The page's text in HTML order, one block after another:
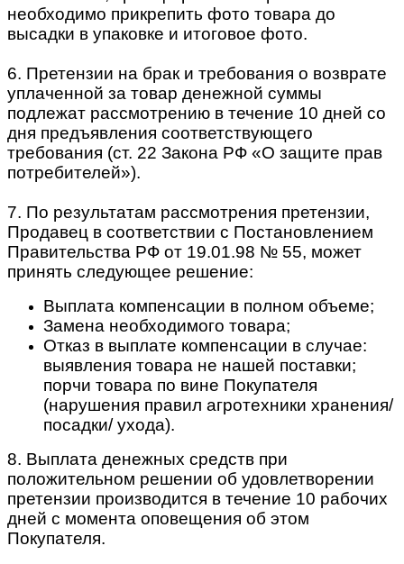
необходимо прикрепить фото товара до
высадки в упаковке и итоговое фото.
6. Претензии на брак и требования о возврате
уплаченной за товар денежной суммы
подлежат рассмотрению в течение 10 дней со
дня предъявления соответствующего
требования (ст. 22 Закона РФ «О защите прав
потребителей»).
7. По результатам рассмотрения претензии,
Продавец в соответствии с Постановлением
Правительства РФ от 19.01.98 № 55, может
принять следующее решение:
Выплата компенсации в полном объеме;
Замена необходимого товара;
Отказ в выплате компенсации в случае:
выявления товара не нашей поставки;
порчи товара по вине Покупателя
(нарушения правил агротехники хранения/
посадки/ ухода).
8. Выплата денежных средств при
положительном решении об удовлетворении
претензии производится в течение 10 рабочих
дней с момента оповещения об этом
Покупателя.